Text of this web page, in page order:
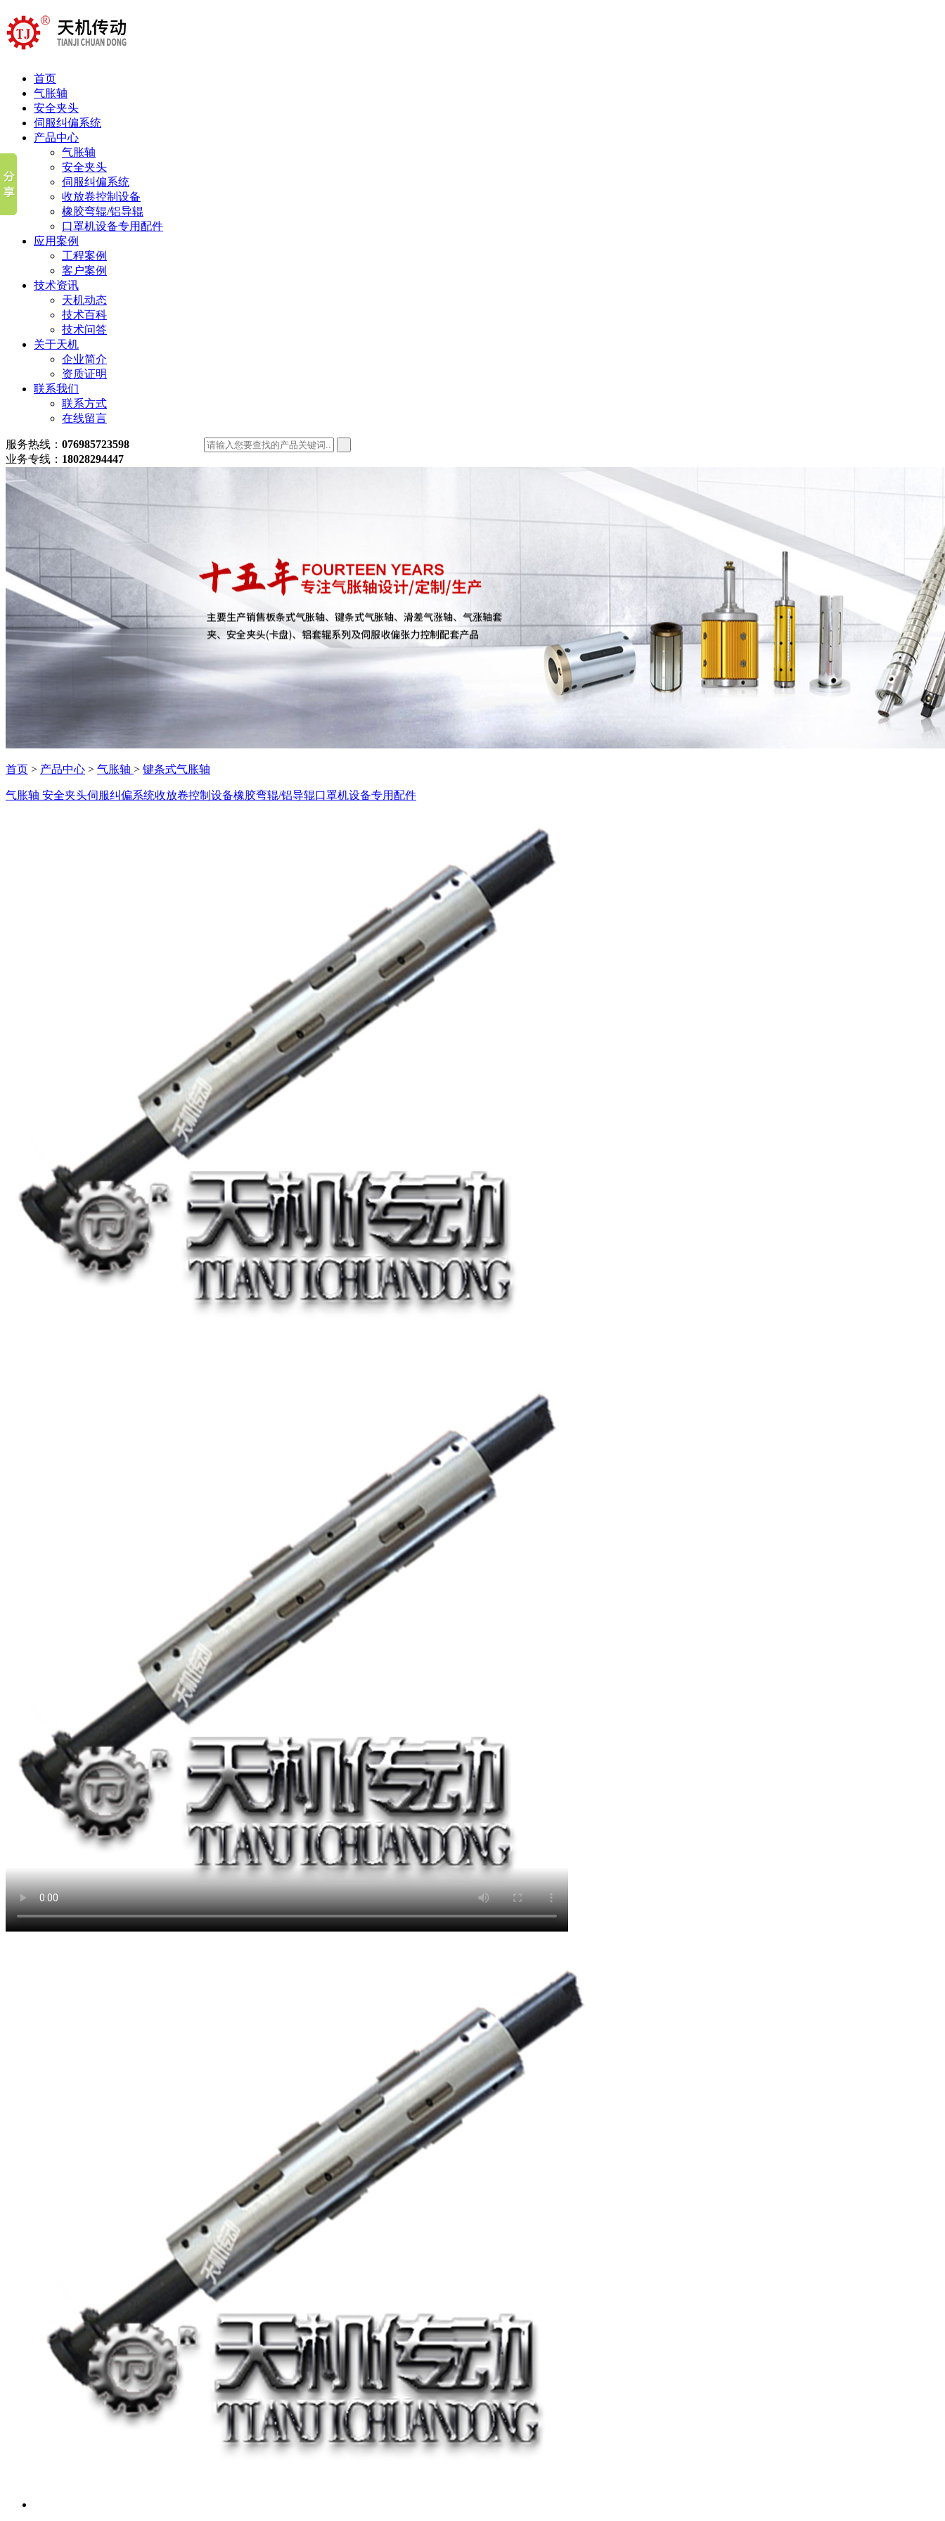
首页
气胀轴
安全夹头
伺服纠偏系统
产品中心
气胀轴
安全夹头
伺服纠偏系统
收放卷控制设备
橡胶弯辊/铝导辊
口罩机设备专用配件
应用案例
工程案例
客户案例
技术资讯
天机动态
技术百科
技术问答
关于天机
企业简介
资质证明
联系我们
联系方式
在线留言
服务热线： 076985723598
业务专线： 18028294447
首页 > 产品中心 > 气胀轴 > 键条式气胀轴
气胀轴 安全夹头伺服纠偏系统收放卷控制设备橡胶弯辊/铝导辊口罩机设备专用配件